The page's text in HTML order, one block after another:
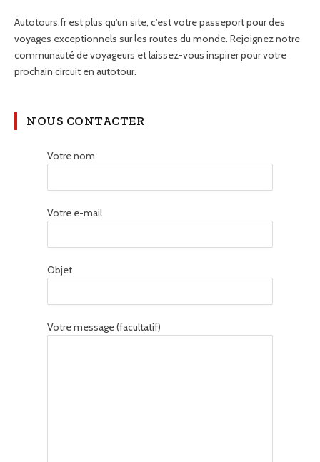
Autotours.fr est plus qu'un site, c'est votre passeport pour des
voyages exceptionnels sur les routes du monde. Rejoignez notre
communauté de voyageurs et laissez-vous inspirer pour votre
prochain circuit en autotour.
NOUS CONTACTER
Votre nom
Votre e-mail
Objet
Votre message (facultatif)